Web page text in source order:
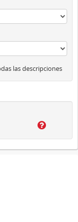
las descripciones